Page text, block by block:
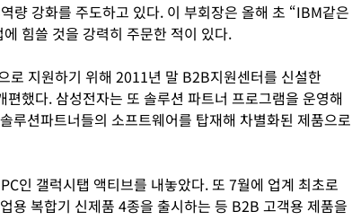
량 강화를 주도하고 있다. 이 부회장은 올해 초 “IBM같은
힘쓸 것을 강력히 주문한 적이 있다.
로 지원하기 위해 2011년 말 B2B지원센터를 신설한
했다. 삼성전자는 또 솔루션 파트너 프로그램을 운영해
루션파트너들의 소프트웨어를 탑재해 차별화된 제품으로
인 갤럭시탭 액티브를 내놓았다. 또 7월에 업계 최초로
용 복합기 신제품 4종을 출시하는 등 B2B 고객용 제품을